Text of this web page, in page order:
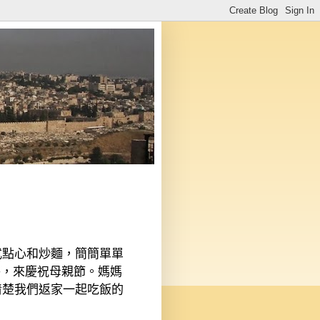
心和炒麵，簡簡單單
來慶祝母親節。媽媽
我們返家一起吃飯的